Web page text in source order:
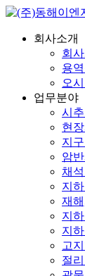
회사소개
회
용
오
업무분야
시
현
지
암
채
지
재
지
지
고
절